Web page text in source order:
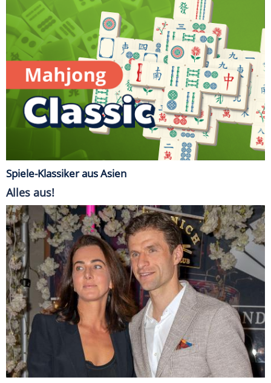
Spiele-Klassiker aus Asien
Alles aus!